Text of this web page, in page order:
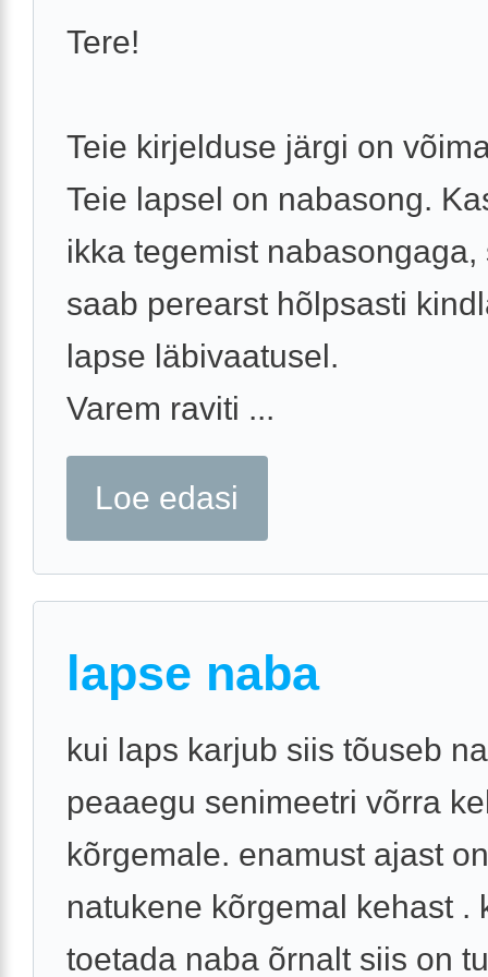
Tere!
Teie kirjelduse järgi on
Teie lapsel on nabasong.
ikka tegemist nabasongaga,
saab perearst hõlpsasti
lapse läbivaatusel.
Varem raviti ...
Loe edasi
lapse naba
kui laps karjub siis tõuseb
peaaegu senimeetri võrra
kõrgemale. enamust ajast
natukene kõrgemal kehast .
toetada naba õrnalt siis on